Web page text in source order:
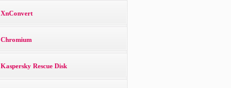
XnConvert
Chromium
Kaspersky Rescue Disk